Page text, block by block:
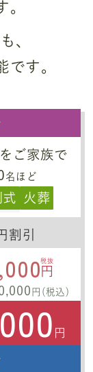
。
、
です。
ご家族で
名ほど
式 火葬
割引
税抜
円
円(税込)
円